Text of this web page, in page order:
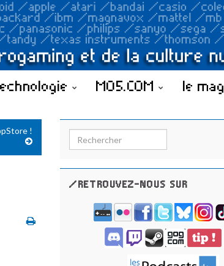
MO5.COM le mag
! Search for:
/RETROUVEZ-NOUS SUR